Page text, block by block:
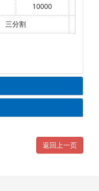
10000
三分割
返回上一页